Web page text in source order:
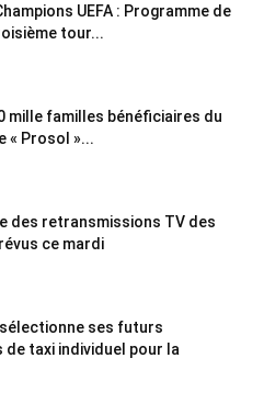
UEFA : Programme de
tour...
mille familles bénéficiaires du
« Prosol »...
des retransmissions TV des
ce mardi
ses futurs
taxi individuel pour la